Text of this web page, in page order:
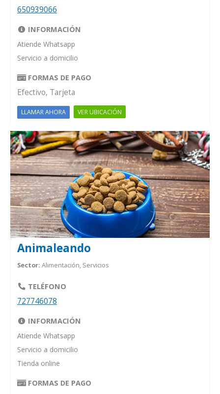
650939066
INFORMACIÓN
Atiende Whatsapp
Servicio a domicilio
FORMAS DE PAGO
Efectivo, Tarjeta
LLAMAR AHORA VER UBICACIÓN
Animaleando
Sector: Alimentación, Servicios
TELÉFONO
727746078
INFORMACIÓN
Atiende Whatsapp
Servicio a domicilio
Tienda online
FORMAS DE PAGO